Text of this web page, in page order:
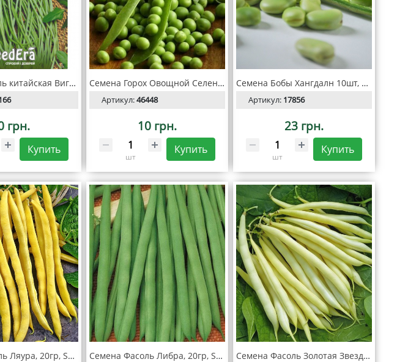
Семена фасоль китайская Вигна Макарена, 10 г, Seedera
грн.
Купить
Семена Горох Овощной Селена 20г, SeedEra
Артикул:46448
10 грн.
шт
Купить
Семена Бобы Хангдалн 10шт, SeedEra
Артикул: 17856
23 грн.
шт
Купить
Семена Фасоль Ляура, 20гр, SeedEra Семена Фасоль Либра, 20гр, SeedEra Семена Фасоль Золотая Звезда, 20гр, SeedEra